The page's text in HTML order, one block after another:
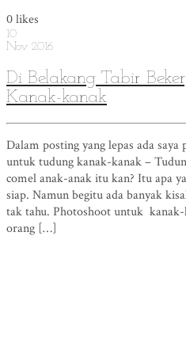
0likes
10
Nov 2016
Di Belakang Tabir
Kanak-kanak
Dalam posting yang lepas ada
untuk tudung kanak-kanak –
comel anak-anak itu kan? Itu apa
siap. Namun begitu ada banyak
tak tahu. Photoshoot untuk
orang […]